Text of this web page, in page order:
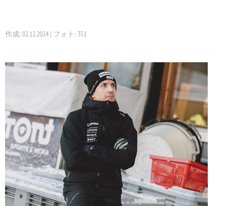
作成: 02.12.2024 | フォト: 351